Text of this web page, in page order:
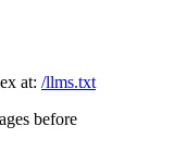
at: /llms.txt
before